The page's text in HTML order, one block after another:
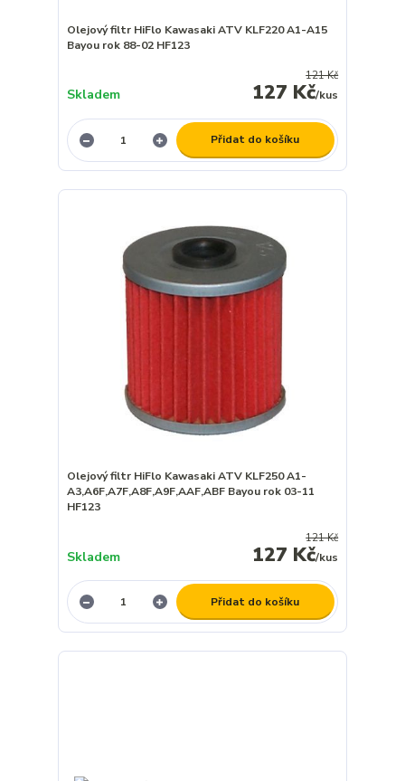
Olejový filtr HiFlo Kawasaki ATV KLF220 A1-A15
Bayou rok 88-02 HF123
121 Kč
127 Kč/kus
Skladem
Přidat do košíku
Olejový filtr HiFlo Kawasaki ATV KLF250 A1-
A3,A6F,A7F,A8F,A9F,AAF,ABF Bayou rok 03-11
HF123
121 Kč
127 Kč/kus
Skladem
Přidat do košíku